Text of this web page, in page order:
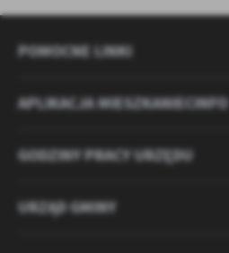
POMOCNE LINKI
APLIKACJA MIESZKANIECINFO
GODZINY PRACY URZĘDU
URZĄD GMINY